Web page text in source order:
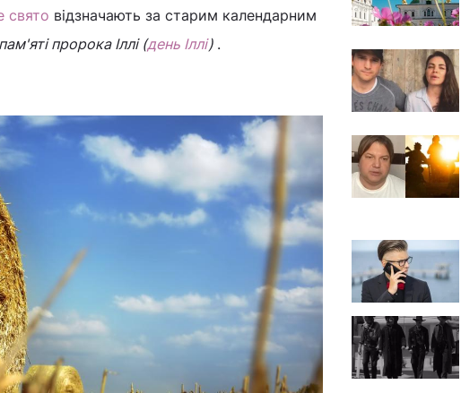
свято відзначають за старим календарним
пророка Іллі (день Іллі) .